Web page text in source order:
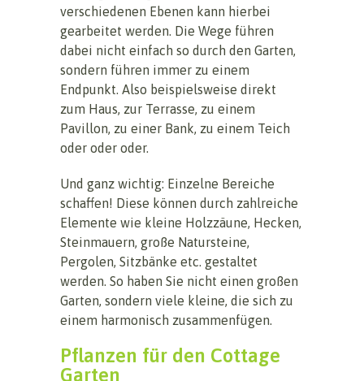
verschiedenen Ebenen kann hierbei
gearbeitet werden. Die Wege führen
dabei nicht einfach so durch den Garten,
sondern führen immer zu einem
Endpunkt. Also beispielsweise direkt
zum Haus, zur Terrasse, zu einem
Pavillon, zu einer Bank, zu einem Teich
oder oder oder.
Und ganz wichtig: Einzelne Bereiche
schaffen! Diese können durch zahlreiche
Elemente wie kleine Holzzäune, Hecken,
Steinmauern, große Natursteine,
Pergolen, Sitzbänke etc. gestaltet
werden. So haben Sie nicht einen großen
Garten, sondern viele kleine, die sich zu
einem harmonisch zusammenfügen.
Pflanzen für den Cottage
Garten